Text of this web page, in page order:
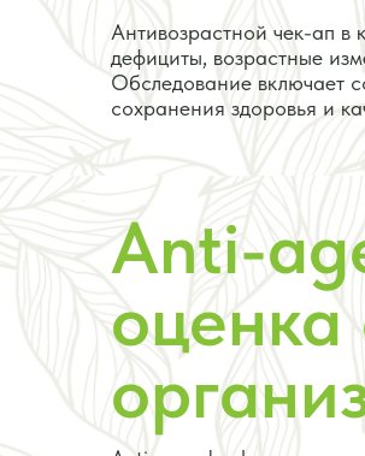
Антивозрастной чек-ап в
дефициты, возрастные
Обследование включает
сохранения здоровья и
Anti-
оценка